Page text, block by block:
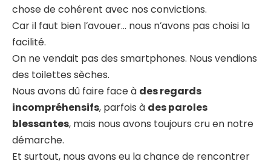
chose de cohérent avec nos convictions.
Car il faut bien l’avouer… nous n’avons pas choisi la
facilité.
On ne vendait pas des smartphones. Nous vendions
des toilettes sèches.
Nous avons dû faire face à des regards
incompréhensifs, parfois à des paroles
blessantes, mais nous avons toujours cru en notre
démarche.
Et surtout, nous avons eu la chance de rencontrer